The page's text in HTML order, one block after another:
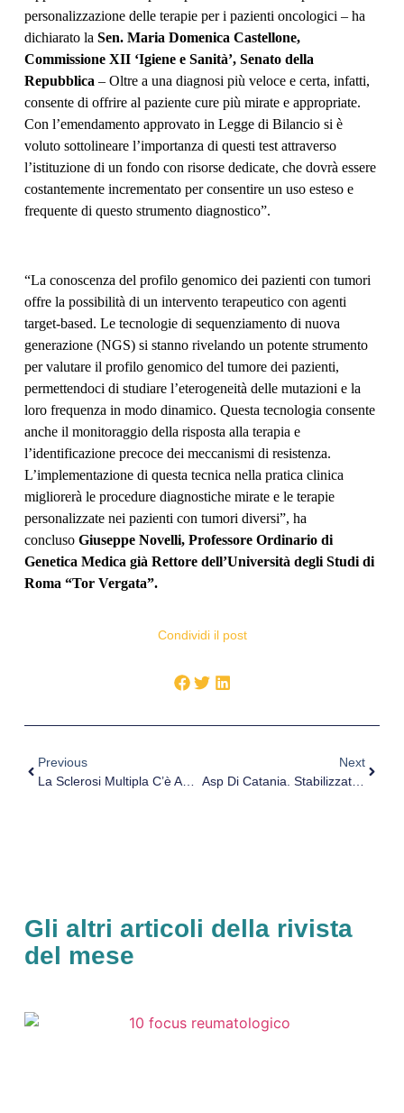
personalizzazione delle terapie per i pazienti oncologici – ha
dichiarato la Sen. Maria Domenica Castellone,
Commissione XII ‘Igiene e Sanità’, Senato della
Repubblica– Oltre a una diagnosi più veloce e certa, infatti,
consente di offrire al paziente cure più mirate e appropriate.
Con l’emendamento approvato in Legge di Bilancio si è
voluto sottolineare l’importanza di questi test attraverso
l’istituzione di un fondo con risorse dedicate, che dovrà essere
costantemente incrementato per consentire un uso esteso e
frequente di questo strumento diagnostico”.
“La conoscenza del profilo genomico dei pazienti con tumori
offre la possibilità di un intervento terapeutico con agenti
target-based. Le tecnologie di sequenziamento di nuova
generazione (NGS) si stanno rivelando un potente strumento
per valutare il profilo genomico del tumore dei pazienti,
permettendoci di studiare l’eterogeneità delle mutazioni e la
loro frequenza in modo dinamico. Questa tecnologia consente
anche il monitoraggio della risposta alla terapia e
l’identificazione precoce dei meccanismi di resistenza.
L’implementazione di questa tecnica nella pratica clinica
migliorerà le procedure diagnostiche mirate e le terapie
personalizzate nei pazienti con tumori diversi”, ha
concluso Giuseppe Novelli, Professore Ordinario di
Genetica Medica già Rettore dell’Università degli Studi di
Roma “Tor Vergata”.
Condividi il post
Previous
La Sclerosi Multipla C’è Anche Se Non La Vedi Parte La Campagna Di AISM L’apparenza Inganna
Next
Asp Di Catania. Stabilizzati 18 Operatori Informatici
Gli altri articoli della rivista
del mese